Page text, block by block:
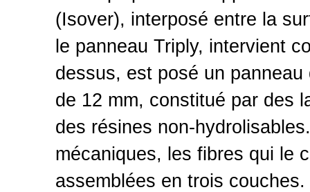
(Isover), interposé entre la
le panneau Triply, intervient
dessus, est posé un
de 12 mm, constitué par des
des résines non-
mécaniques, les fibres qui le
assemblées en trois